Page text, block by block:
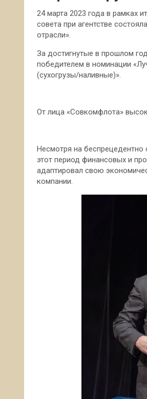
24 марта 2023 года в рамках
совета при агентстве
отрасли».
За достигнутые в прошлом
победителем в номинации
(сухогрузы/наливные)».
От лица «Совкомфлота»
Несмотря на беспрецедентно
этот период финансовых и
адаптировал свою
компании.